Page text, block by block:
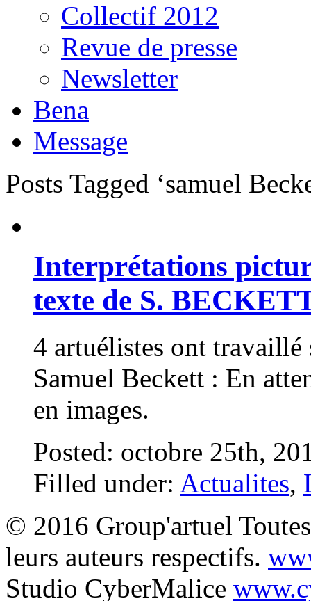
Collectif 2012
Revue de presse
Newsletter
Bena
Message
Posts Tagged ‘samuel
Interprétations
texte de S.
4 artuélistes ont travaillé
Samuel Beckett : En
en images.
Posted: octobre 25th,
Filled under: Actualites,
© 2016 Group'artuel
leurs auteurs respectifs.
Studio CyberMalice